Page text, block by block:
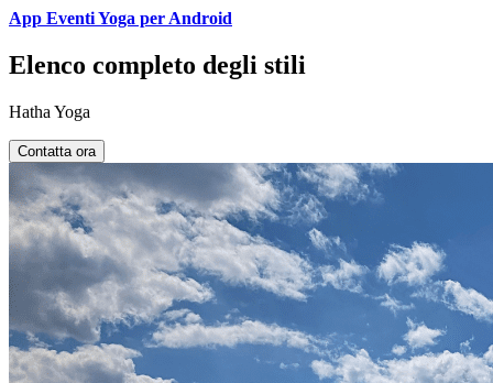
App Eventi Yoga per Android
Elenco completo degli stili
Hatha Yoga
Contatta ora